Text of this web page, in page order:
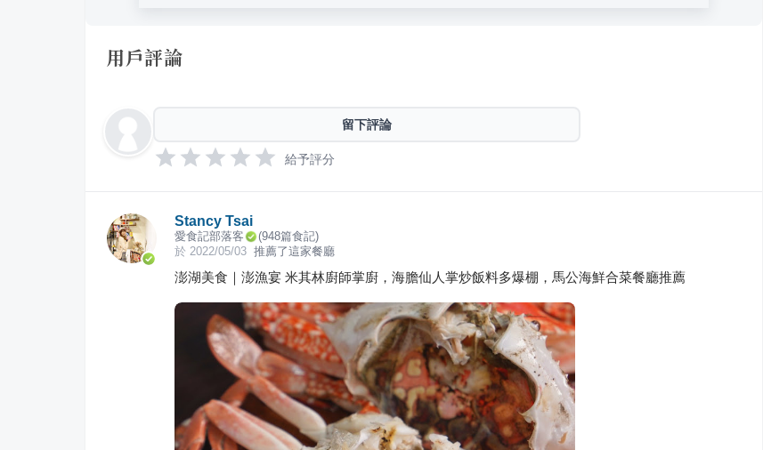
用戶評論
留下評論
給予評分
Stancy Tsai
愛食記部落客 (948篇食記)
於 2022/05/03 推薦了這家餐廳
澎湖美食｜澎漁宴 米其林廚師掌廚，海膽仙人掌炒飯料多爆棚，馬公海鮮合菜餐廳推薦